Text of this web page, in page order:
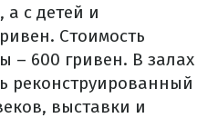
а с детей и
Стоимость
– 600 гривен. В залах
реконструированный
выставки и